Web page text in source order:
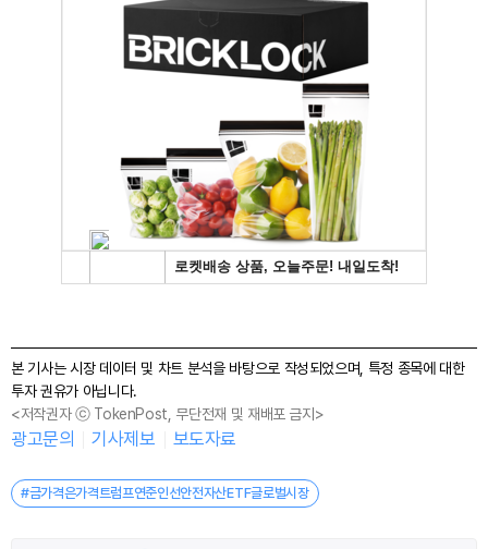
본 기사는 시장 데이터 및 차트 분석을 바탕으로 작성되었으며, 특정 종목에 대한
투자 권유가 아닙니다.
<저작권자 ⓒ TokenPost, 무단전재 및 재배포 금지>
광고문의 기사제보 보도자료
#금가격은가격트럼프연준인선안전자산ETF글로벌시장